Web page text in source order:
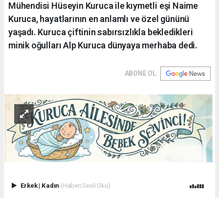
Mühendisi Hüseyin Kuruca ile kıymetli eşi Naime
Kuruca, hayatlarının en anlamlı ve özel gününü
yaşadı. Kuruca çiftinin sabırsızlıkla bekledikleri
minik oğulları Alp Kuruca dünyaya merhaba dedi.
ABONE OL
Erkek| Kadın (Haberi Sesli Oku)